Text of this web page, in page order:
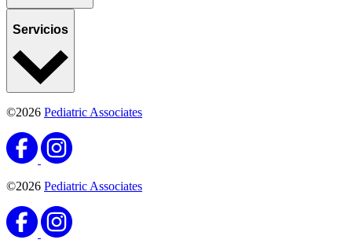
Servicios
©2026 Pediatric Associates
©2026 Pediatric Associates